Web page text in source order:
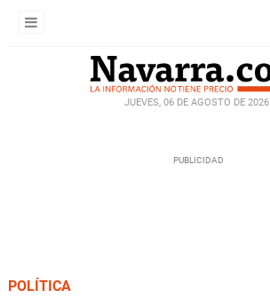
JUEVES, 06 DE AGOSTO DE 2026
POLÍTICA